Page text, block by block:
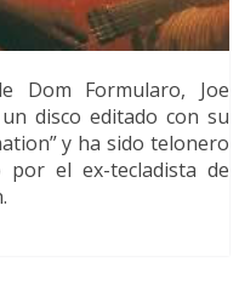
Dom Formularo, Joe
disco editado con su
y ha sido telonero
por el ex-tecladista de